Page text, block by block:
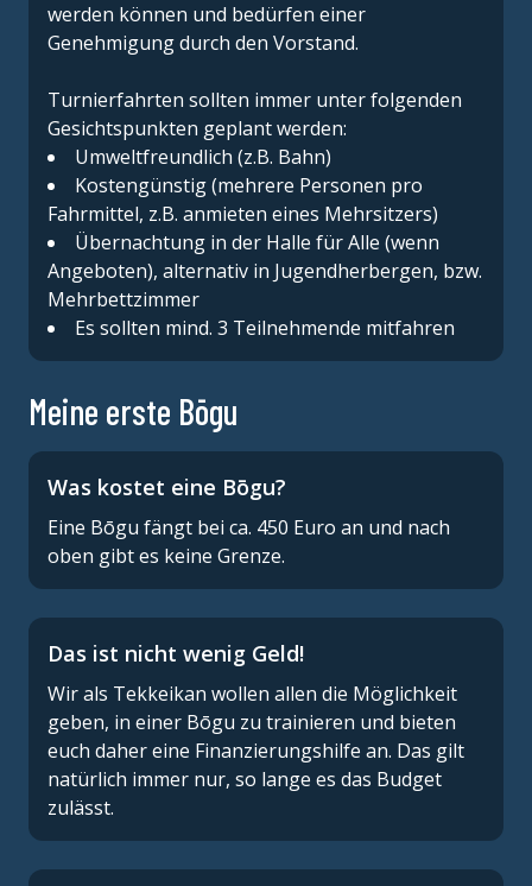
werden können und bedürfen einer
Genehmigung durch den Vorstand.
Turnierfahrten sollten immer unter folgenden
Gesichtspunkten geplant werden:
Umweltfreundlich (z.B. Bahn)
Kostengünstig (mehrere Personen pro
Fahrmittel, z.B. anmieten eines Mehrsitzers)
Übernachtung in der Halle für Alle (wenn
Angeboten), alternativ in Jugendherbergen, bzw.
Mehrbettzimmer
Es sollten mind. 3 Teilnehmende mitfahren
Meine erste Bōgu
Was kostet eine Bōgu?
Eine Bōgu fängt bei ca. 450 Euro an und nach
oben gibt es keine Grenze.
Das ist nicht wenig Geld!
Wir als Tekkeikan wollen allen die Möglichkeit
geben, in einer Bōgu zu trainieren und bieten
euch daher eine Finanzierungshilfe an. Das gilt
natürlich immer nur, so lange es das Budget
zulässt.